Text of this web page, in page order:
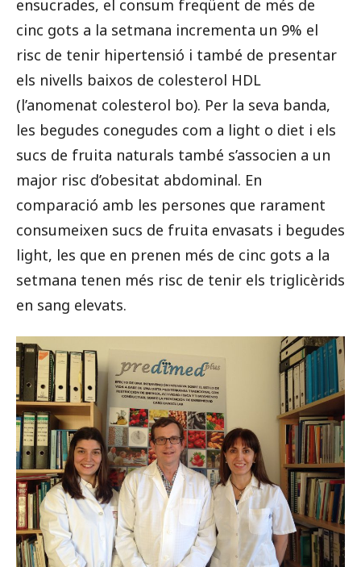
ensucrades, el consum freqüent de més de
cinc gots a la setmana incrementa un 9% el
risc de tenir hipertensió i també de presentar
els nivells baixos de colesterol HDL
(l’anomenat colesterol bo). Per la seva banda,
les begudes conegudes com a light o diet i els
sucs de fruita naturals també s’associen a un
major risc d’obesitat abdominal. En
comparació amb les persones que rarament
consumeixen sucs de fruita envasats i begudes
light, les que en prenen més de cinc gots a la
setmana tenen més risc de tenir els triglicèrids
en sang elevats.